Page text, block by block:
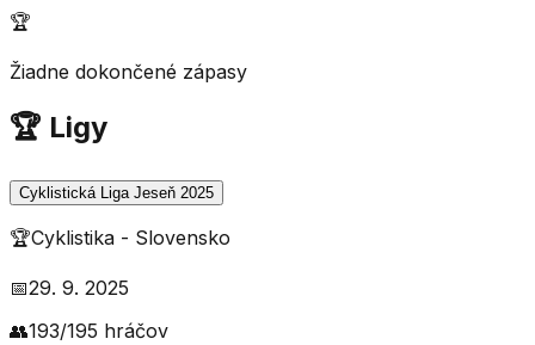
🏆
Žiadne dokončené zápasy
🏆 Ligy
Cyklistická Liga Jeseň 2025
🏆Cyklistika - Slovensko
📅29. 9. 2025
👥193/195 hráčov